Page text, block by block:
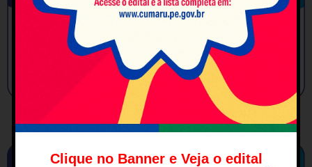
Clique no Banner e Veja o edital